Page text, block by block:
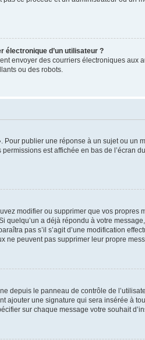
électronique d’un utilisateur ?
envoyer des courriers électroniques aux
ou des robots.
publier une réponse à un sujet ou un
est affichée en bas de l’écran
modifier ou supprimer que vos
a déjà répondu à votre
pas s’il s’agit d’une modification
peuvent pas supprimer leur propre
depuis le panneau de contrôle de
ajouter une signature qui sera insérée à
sur chaque message votre souhait